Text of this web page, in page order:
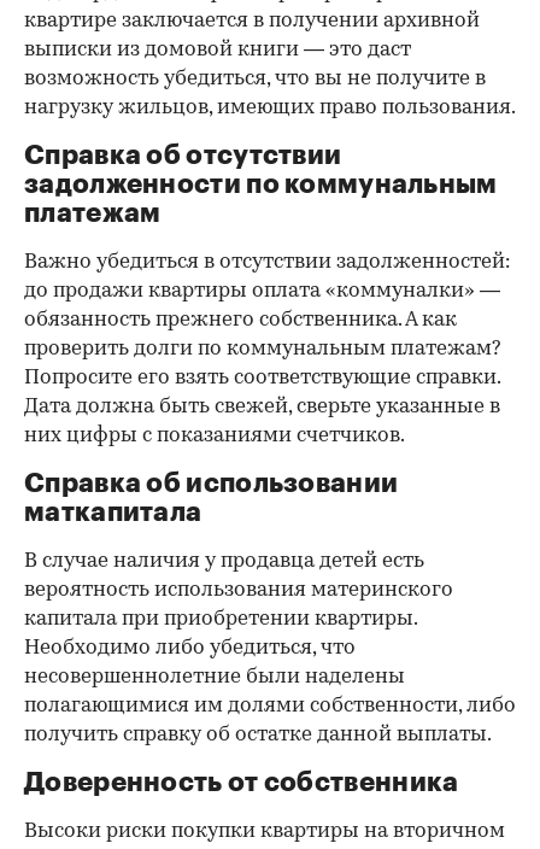
квартире заключается в получении архивной
выписки из домовой книги — это даст
возможность убедиться, что вы не получите в
нагрузку жильцов, имеющих право пользования.
Справка об отсутствии
задолженности по коммунальным
платежам
Важно убедиться в отсутствии задолженностей:
до продажи квартиры оплата «коммуналки» —
обязанность прежнего собственника. А как
проверить долги по коммунальным платежам?
Попросите его взять соответствующие справки.
Дата должна быть свежей, сверьте указанные в
них цифры с показаниями счетчиков.
Справка об использовании
маткапитала
В случае наличия у продавца детей есть
вероятность использования материнского
капитала при приобретении квартиры.
Необходимо либо убедиться, что
несовершеннолетние были наделены
полагающимися им долями собственности, либо
получить справку об остатке данной выплаты.
Доверенность от собственника
Высоки риски покупки квартиры на вторичном